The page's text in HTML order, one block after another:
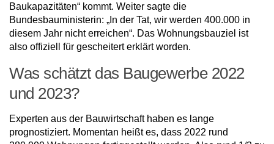
Baukapazitäten“ kommt. Weiter sagte die
Bundesbauministerin: „In der Tat, wir werden 400.000 in
diesem Jahr nicht erreichen“. Das Wohnungsbauziel ist
also offiziell für gescheitert erklärt worden.
Was schätzt das Baugewerbe 2022
und 2023?
Experten aus der Bauwirtschaft haben es lange
prognostiziert. Momentan heißt es, dass 2022 rund